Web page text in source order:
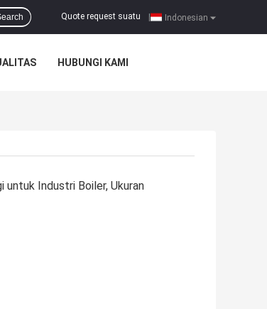
Indonesian
Quote request suatu
HUBUNGI KAMI
untuk Industri Boiler, Ukuran